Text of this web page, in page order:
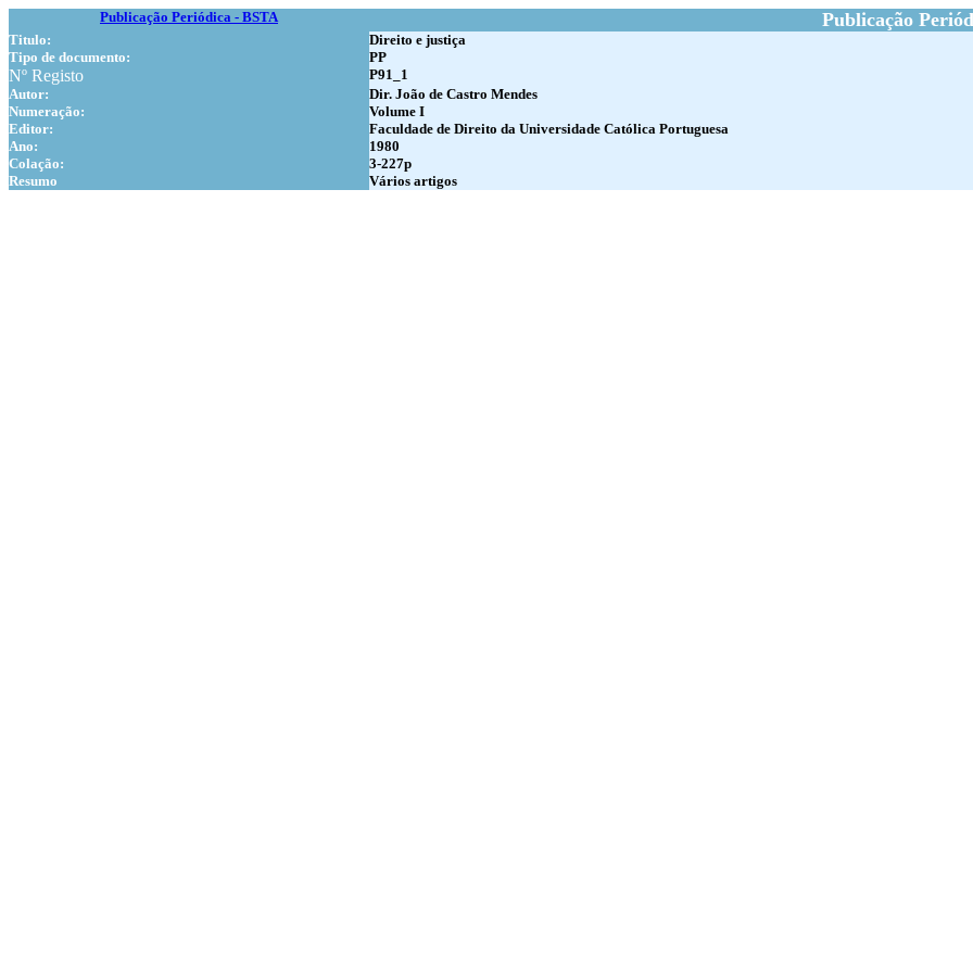
Publicação Periódica - BSTA Publicação
Titulo:
Direito e justiça
Tipo de documento:
PP
Nº Registo
P91_1
Autor:
Dir. João de Castro Mendes
Numeração:
Volume I
Editor:
Faculdade de Direito da Universidade Católica Portuguesa
Ano:
1980
Colação:
3-227p
Resumo
Vários artigos